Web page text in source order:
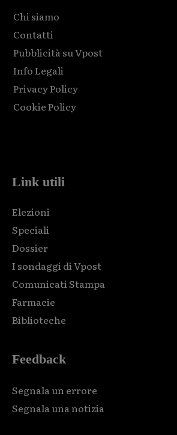
Chi siamo
Contatti
Pubblicità su Vpost
Info Legali
Privacy Policy
Cookie Policy
Link utili
Elezioni
Speciali
Dossier
I sondaggi di Vpost
Comunicati Stampa
Farmacie
Biblioteche
Feedback
Segnala un errore
Segnala una notizia